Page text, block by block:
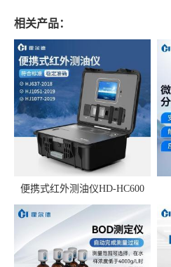
相关产品：
便携式红外测油仪HD-HC600